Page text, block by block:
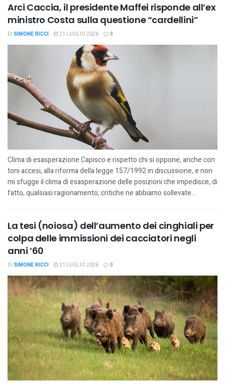
Arci Caccia, il presidente Maffei risponde all’ex
ministro Costa sulla questione “cardellini”
DI SIMONE RICCI 21 LUGLIO 2026 0
Clima di esasperazione Capisco e rispetto chi si oppone, anche con
toni accesi, alla riforma della legge 157/1992 in discussione, e non
mi sfugge il clima di esasperazione delle posizioni che impedisce, di
fatto, qualsiasi ragionamento; critiche ne abbiamo sollevate...
La tesi (noiosa) dell’aumento dei cinghiali per
colpa delle immissioni dei cacciatori negli
anni ’60
DI SIMONE RICCI 21 LUGLIO 2026 0